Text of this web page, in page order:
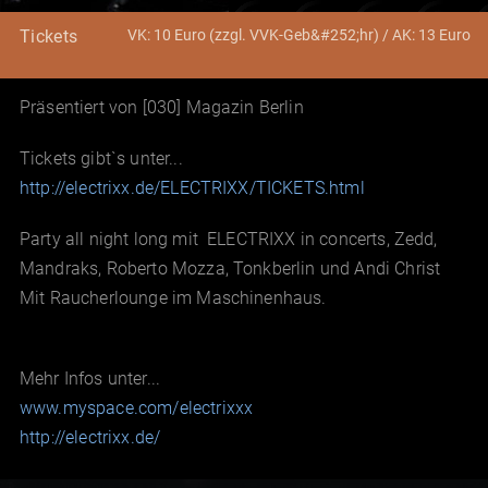
Tickets VK: 10 Euro (zzgl. VVK-Geb&#252;hr) / AK: 13 Euro
Präsentiert von [030] Magazin Berlin
Tickets gibt`s unter...
http://electrixx.de/ELECTRIXX/TICKETS.html
Party all night long mit ELECTRIXX in concerts, Zedd,
Mandraks, Roberto Mozza, Tonkberlin und Andi Christ
Mit Raucherlounge im Maschinenhaus.
Mehr Infos unter...
www.myspace.com/electrixxx
http://electrixx.de/